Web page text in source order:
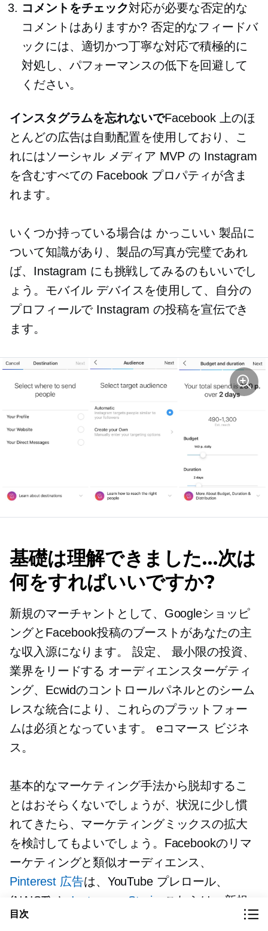
コメントをチェック対応が必要な否定的な
コメントはありますか? 否定的なフィードバ
ックには、適切かつ丁寧な対応で積極的に
対処し、パフォーマンスの低下を回避して
ください。
インスタグラムを忘れないでFacebook 上のほ
とんどの広告は自動配置を使用しており、こ
れにはソーシャル メディア MVP の Instagram
を含むすべての Facebook プロパティが含ま
れます。
いくつか持っている場合は かっこいい 製品に
ついて知識があり、製品の写真が完璧であれ
ば、Instagram にも挑戦してみるのもいいでし
ょう。モバイル デバイスを使用して、自分の
プロフィールで Instagram の投稿を宣伝でき
ます。
基礎は理解できました…次は
何をすればいいですか?
新規のマーチャントとして、Googleショッピ
ングとFacebook投稿のブーストがあなたの主
な収入源になります。 設定、
最小限の投資、
業界をリードする オーディエンスターゲティ
ング、Ecwidのコントロールパネルとのシーム
レスな統合により、これらのプラットフォー
ムは必須となっています。 eコマース ビジネ
ス。
基本的なマーケティング手法から脱却するこ
とはおそらくないでしょうが、状況に少し慣
れてきたら、マーケティングミックスの拡大
を検討してもよいでしょう。Facebookのリマ
ーケティングと類似オーディエンス、
Pinterest 広告は、YouTube プレロール、
(NAIST) と Instagram Stories
これらは、新規
顧客にショップを宣伝できる無数の方法のほ
目次